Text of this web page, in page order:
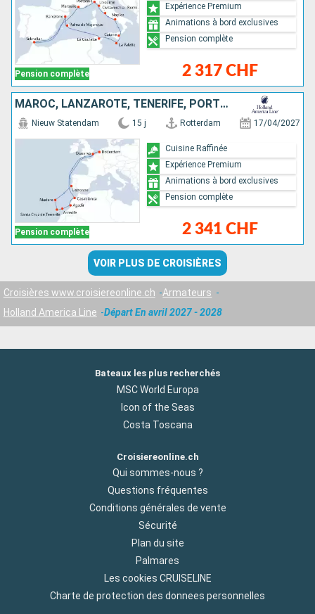
Pension complète 2 317 CHF
Expérience Premium
Animations à bord exclusives
Pension complète
MAROC, LANZAROTE, TENERIFE, PORTUGAL, ROYAUME-UNI, PAYS-BAS
Pension complète
Nieuw Statendam 15 j Rotterdam 17/04/2027
2 341 CHF
Cuisine Raffinée
Expérience Premium
Animations à bord exclusives
Pension complète
VOIR PLUS DE CROISIÈRES
Croisières www.croisiereonline.ch
Armateurs
Holland America Line
Départ En avril 2027 - 2028
Bateaux les plus recherchés
MSC World Europa
Icon of the Seas
Costa Toscana
Croisiereonline.ch
Qui sommes-nous ?
Questions fréquentes
Conditions générales de vente
Sécurité
Plan du site
Palmares
Les cookies CRUISELINE
Charte de protection des donnees personnelles